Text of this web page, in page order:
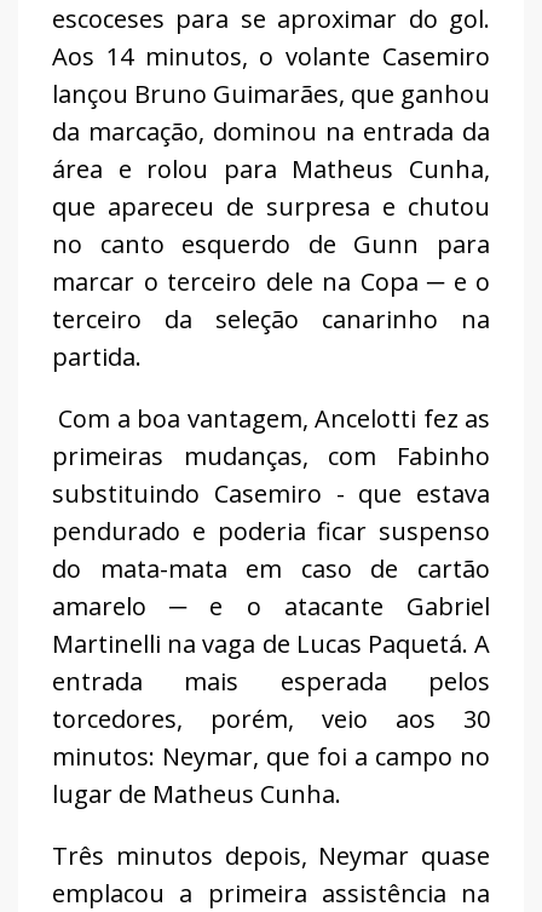
escoceses para se aproximar do gol.
Aos 14 minutos, o volante Casemiro
lançou Bruno Guimarães, que ganhou
da marcação, dominou na entrada da
área e rolou para Matheus Cunha,
que apareceu de surpresa e chutou
no canto esquerdo de Gunn para
marcar o terceiro dele na Copa ─ e o
terceiro da seleção canarinho na
partida.
Com a boa vantagem, Ancelotti fez as
primeiras mudanças, com Fabinho
substituindo Casemiro - que estava
pendurado e poderia ficar suspenso
do mata-mata em caso de cartão
amarelo ─ e o atacante Gabriel
Martinelli na vaga de Lucas Paquetá. A
entrada mais esperada pelos
torcedores, porém, veio aos 30
minutos: Neymar, que foi a campo no
lugar de Matheus Cunha.
Três minutos depois, Neymar quase
emplacou a primeira assistência na